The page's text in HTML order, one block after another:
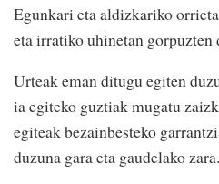
Egunkari eta aldizkariko
eta irratiko uhinetan gorpuzten
Urteak eman ditugu egiten
ia egiteko guztiak mugatu
egiteak bezainbesteko
duzuna gara eta gaudelako zara.